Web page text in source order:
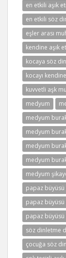
en etkili aşık
en etkili söz
eşler arası
kendine aşık
kocaya söz
kocayı
kuvvetli aşk
medyum
medyum
medyum
medyum
medyum
medyum
papaz büyüsü
papaz büyüsü
papaz
söz dinletme
çocuğa söz